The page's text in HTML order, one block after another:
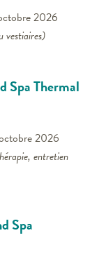
2026
vestiaires)
Spa Thermal
2026
entretien
Spa